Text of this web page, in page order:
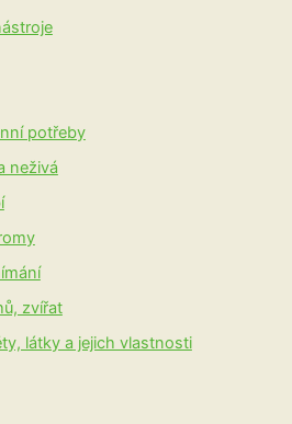
potřeby
neživá
zvířat
látky a jejich vlastnosti